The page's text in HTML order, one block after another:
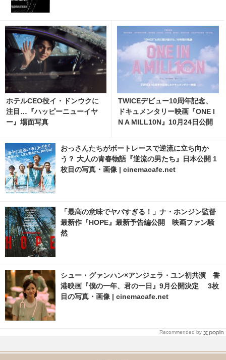
ホテルCEO役イ・ドンウクに
注目…『ハッピーニューイヤ
ー』場面写真
TWICEデビュー10周年記念、
ドキュメンタリー映画『ONE I
N A MILL10N』10月24日公開
おっさんたちがボートレースで逆流に立ち向か
う？ 大人の青春物語『逆流の男たち』日本公開 1
枚目の写真・画像 | cinemacafe.net
「最高の意味でヤバすぎる！」ナ・ホンジン監督
最新作『HOPE』最新予告編公開 映画ファン騒
然
シュー・グァンハン×アンジェラ・ユン初共演 香
港映画『僕の一年、君の一日』9月公開決定 3枚
目の写真・画像 | cinemacafe.net
Recommended by